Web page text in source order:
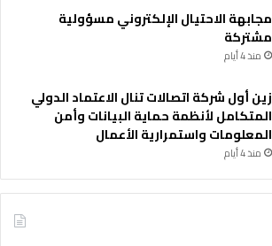
مجابهة الاحتيال الإلكتروني مسؤولية
مشتركة
منذ 4 أيام
زين أول شركة اتصالات تنال الاعتماد الدولي
المتكامل لأنظمة حماية البيانات وأمن
المعلومات واستمرارية الأعمال
منذ 4 أيام